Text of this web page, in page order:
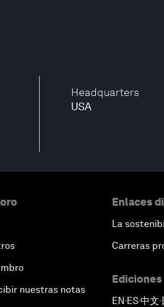
Headquarters
USA
nuestras notas
Enlaces
La
Carreras
EN▪ES▪中文▪